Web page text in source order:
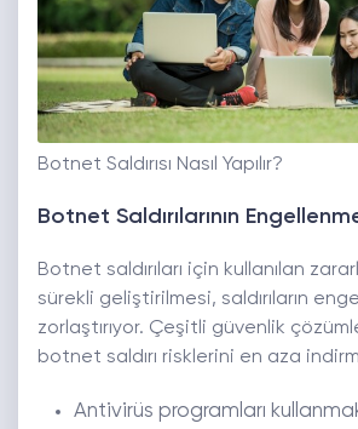
Botnet Saldırısı Nasıl Yapılır?
Botnet Saldırılarının
Botnet saldırıları için kullanılan zararlı
sürekli geliştirilmesi, saldırıların
zorlaştırıyor. Çeşitli güvenlik
botnet saldırı risklerini en aza
Antivirüs programları